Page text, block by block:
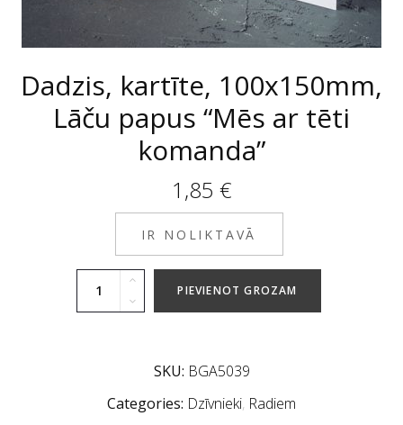
Dadzis, kartīte, 100x150mm,
Lāču papus “Mēs ar tēti
komanda”
1,85 €
IR NOLIKTAVĀ
PIEVIENOT GROZAM
SKU: BGA5039
Categories: Dzīvnieki, Radiem